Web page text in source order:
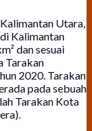
Utara,
Kalimantan
dan sesuai
Tarakan
2020. Tarakan
pada sebuah
Tarakan Kota